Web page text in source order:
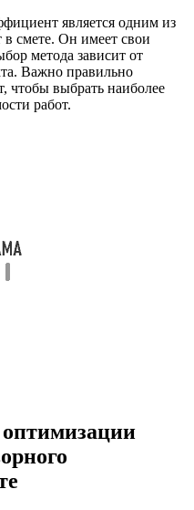
является одним из
в смете. Он имеет свои
метода зависит от
Важно правильно
чтобы выбрать наиболее
работ.